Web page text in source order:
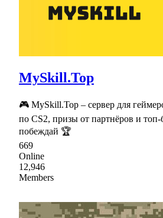
MySkill.Top
🎮 MySkill.Top – сервер для
по CS2, призы от партнёров и
побеждай 🏆
669
Online
12,946
Members